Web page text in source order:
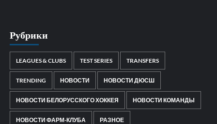
Рубрики
LEAGUES & CLUBS TEST SERIES TRANSFERS
TRENDING НОВОСТИ НОВОСТИ ДЮСШ
НОВОСТИ БЕЛОРУССКОГО ХОККЕЯ НОВОСТИ КОМАНДЫ
НОВОСТИ ФАРМ-КЛУБА РАЗНОЕ